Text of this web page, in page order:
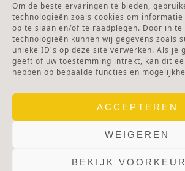
Om de beste ervaringen te bieden,
technologieën zoals cookies om
op te slaan en/of te raadplegen. Door in te
technologieën kunnen wij gegevens zoals
unieke ID's op deze site verwerken. Als je
geeft of uw toestemming intrekt, kan dit
hebben op bepaalde functies en
ACCEPTEREN
WEIGEREN
BEKIJK
Ga naar Doneren
ANBI Stichting
RSIN nummer:002832987
© 2025 OLV TER NOOD. WEBSITE.